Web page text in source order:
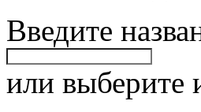
Введите
или выберите